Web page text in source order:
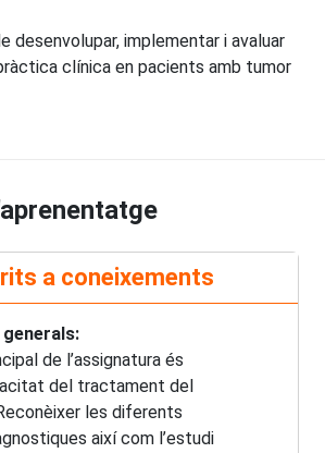
desenvolupar, implementar i avaluar
clínica en pacients amb tumor
a coneixements
de l’assignatura és
del tractament del
les diferents
així com l’estudi